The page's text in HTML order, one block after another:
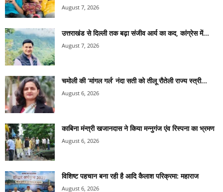
August 7, 2026
उत्तराखंड से दिल्ली तक बढ़ा संजीव आर्य का कद, कांग्रेस में...
August 7, 2026
चमोली की ‘मांगल गर्ल’ नंदा सती को तीलू रौतेली राज्य स्त्री...
August 6, 2026
काबिना मंन्त्री खजानदास ने किया मन्नुगंज एंव रिस्पना का भ्रमण
August 6, 2026
विशिष्ट पहचान बना रही है आदि कैलाश परिक्रमा: महाराज
August 6, 2026